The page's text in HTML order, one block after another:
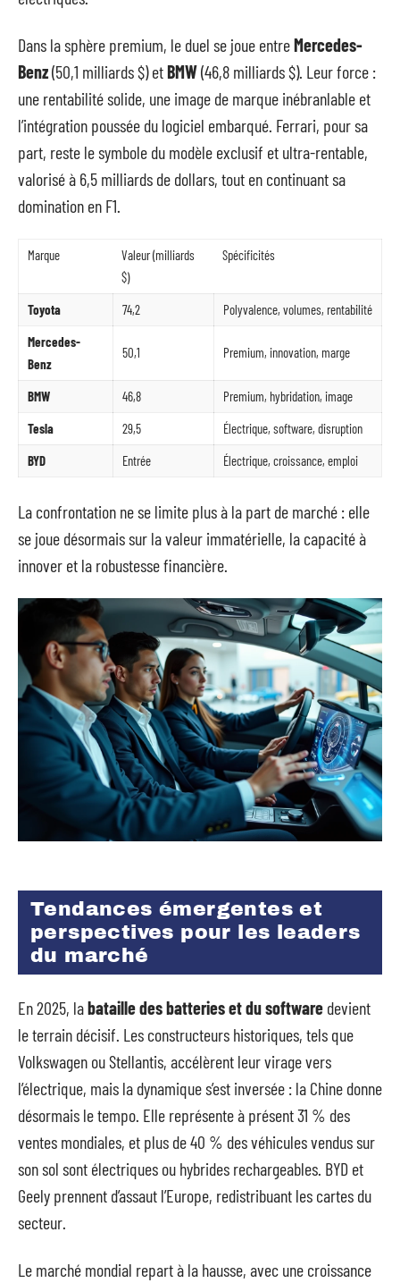
Dans la sphère premium, le duel se joue entreMercedes-
Benz(50,1 milliards $) etBMW(46,8 milliards $). Leur force :
une rentabilité solide, une image de marque inébranlable et
l’intégration poussée du logiciel embarqué. Ferrari, pour sa
part, reste le symbole du modèle exclusif et ultra-rentable,
valorisé à 6,5 milliards de dollars, tout en continuant sa
domination en F1.
Marque
Valeur (milliards
$)
Spécificités
Toyota 74,2
Polyvalence, volumes, rentabilité
Mercedes-
Benz
50,1 Premium, innovation, marge
BMW 46,8
Premium, hybridation, image
Tesla
29,5
Électrique, software, disruption
BYD
Entrée Électrique, croissance, emploi
La confrontation ne se limite plus à la part de marché : elle
se joue désormais sur la valeur immatérielle, la capacité à
innover et la robustesse financière.
Tendances émergentes et
perspectives pour les leaders
du marché
En 2025, labataille des batteries et du software devient
le terrain décisif. Les constructeurs historiques, tels que
Volkswagen ou Stellantis, accélèrent leur virage vers
l’électrique, mais la dynamique s’est inversée : la Chine donne
désormais le tempo. Elle représente à présent 31 % des
ventes mondiales, et plus de 40 % des véhicules vendus sur
son sol sont électriques ou hybrides rechargeables. BYD et
Geely prennent d’assaut l’Europe, redistribuant les cartes du
secteur.
Le marché mondial repart à la hausse, avec une croissance